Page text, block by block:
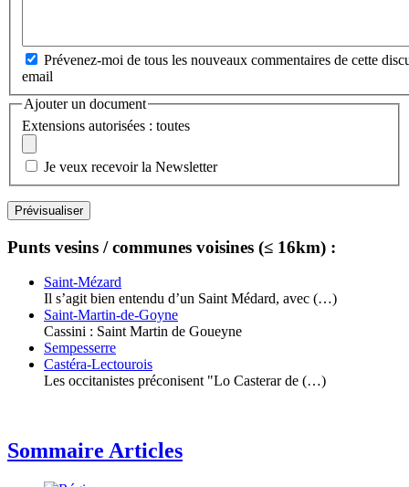
Prévenez-moi de tous les nouveaux commentaires de cette
email
Ajouter un document
Extensions autorisées : toutes
Je veux recevoir la Newsletter
Punts vesins / communes voisines (≤ 16km) :
Saint-Mézard
Il s’agit bien entendu d’un Saint Médard, avec (…)
Saint-Martin-de-Goyne
Cassini : Saint Martin de Goueyne
Sempesserre
Castéra-Lectourois
Les occitanistes préconisent "Lo Casterar de (…)
Sommaire Articles